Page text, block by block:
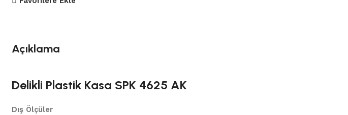
Açıklama
Delikli Plastik Kasa SPK 4625 AK
Dış Ölçüler